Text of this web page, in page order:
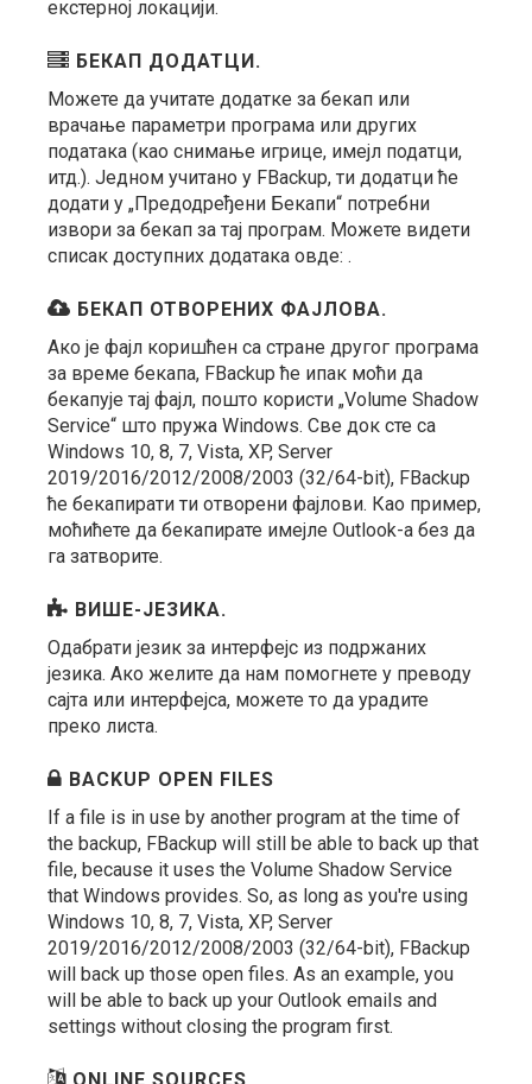
екстерној локацији.
БЕКАП ДОДАТЦИ.
Можете да учитате додатке за бекап или
врачање параметри програма или других
података (као снимање игрице, имејл податци,
итд.). Једном учитано у FBackup, ти додатци ће
додати у „Предодређени Бекапи“ потребни
извори за бекап за тај програм. Можете видети
списак доступних додатака овде: .
БЕКАП ОТВОРЕНИХ ФАЈЛОВА.
Ако је фајл коришћен са стране другог програма
за време бекапа, FBackup ће ипак моћи да
бекапује тај фајл, пошто користи „Volume Shadow
Service“ што пружа Windows. Све док сте са
Windows 10, 8, 7, Vista, XP, Server
2019/2016/2012/2008/2003 (32/64-bit), FBackup
ће бекапирати ти отворени фајлови. Као пример,
моћићете да бекапирате имејле Outlook-а без да
га затворите.
ВИШЕ-ЈЕЗИКА.
Одабрати језик за интерфејс из подржаних
језика. Ако желите да нам помогнете у преводу
сајта или интерфејса, можете то да урадите
преко листа.
BACKUP OPEN FILES
If a file is in use by another program at the time of
the backup, FBackup will still be able to back up that
file, because it uses the Volume Shadow Service
that Windows provides. So, as long as you're using
Windows 10, 8, 7, Vista, XP, Server
2019/2016/2012/2008/2003 (32/64-bit), FBackup
will back up those open files. As an example, you
will be able to back up your Outlook emails and
settings without closing the program first.